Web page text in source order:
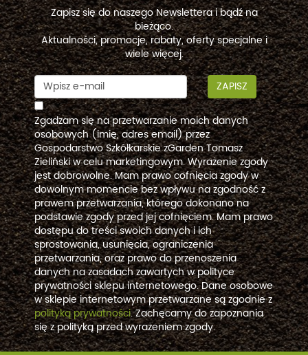
Zapisz się do naszego Newslettera i bądź na
bieżąco.
Aktualności, promocje, rabaty, oferty specjalne i
wiele więcej.
ZAPISZ
Zgadzam się na przetwarzanie moich danych
osobowych (imię, adres email) przez
Gospodarstwo Szkółkarskie zGarden Tomasz
Zieliński w celu marketingowym. Wyrażenie zgody
jest dobrowolne. Mam prawo cofnięcia zgody w
dowolnym momencie bez wpływu na zgodność z
prawem przetwarzania, którego dokonano na
podstawie zgody przed jej cofnięciem. Mam prawo
dostępu do treści swoich danych i ich
sprostowania, usunięcia, ograniczenia
przetwarzania, oraz prawo do przenoszenia
danych na zasadach zawartych w polityce
prywatności sklepu internetowego. Dane osobowe
w sklepie internetowym przetwarzane są zgodnie z
polityką prywatności. Zachęcamy do zapoznania
się z polityką przed wyrażeniem zgody.